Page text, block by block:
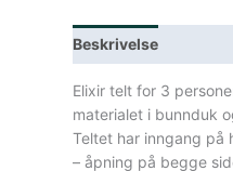
Beskrivelse
Elixir telt for 3
materialet i bunnduk
Teltet har inngang på
– åpning på begge